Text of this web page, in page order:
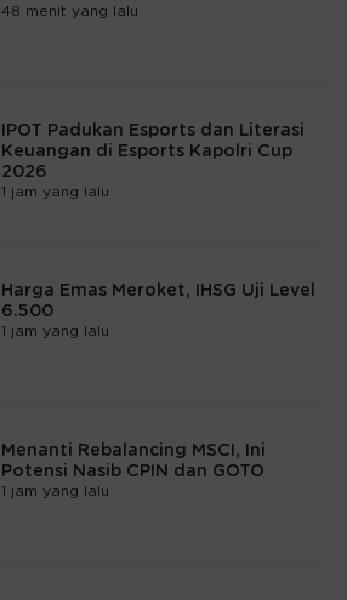
48 menit yang lalu
IPOT Padukan Esports dan Literasi
Keuangan di Esports Kapolri Cup
2026
1 jam yang lalu
Harga Emas Meroket, IHSG Uji Level
6.500
1 jam yang lalu
Menanti Rebalancing MSCI, Ini
Potensi Nasib CPIN dan GOTO
1 jam yang lalu